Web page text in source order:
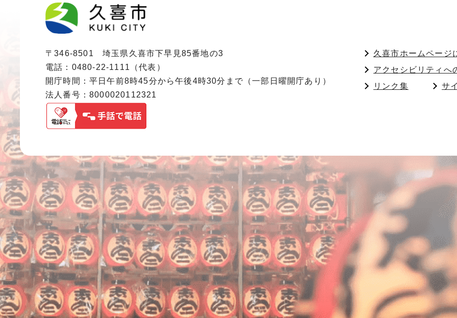
〒346-8501 埼玉県久喜市下早見85番地の3
電話：0480-22-1111（代表）
開庁時間：平日午前8時45分から午後4時30分まで（一部日曜開庁あり）
法人番号：8000020112321
久喜市ホームページ
アクセシビリティへ
リンク集
サ